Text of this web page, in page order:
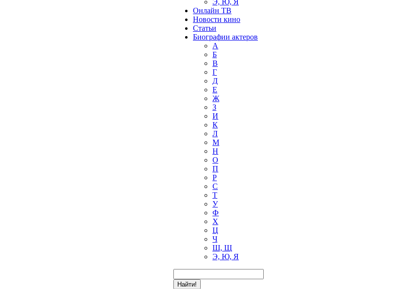
Э, Ю, Я
Онлайн ТВ
Новости кино
Статьи
Биографии актеров
А
Б
В
Г
Д
Е
Ж
З
И
К
Л
М
Н
О
П
Р
С
Т
У
Ф
Х
Ц
Ч
Ш, Щ
Э, Ю, Я
Найти!